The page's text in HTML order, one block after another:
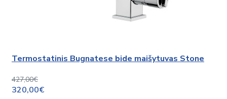
Termostatinis Bugnatese bide maišytuvas Stone
427,00€
320,00€